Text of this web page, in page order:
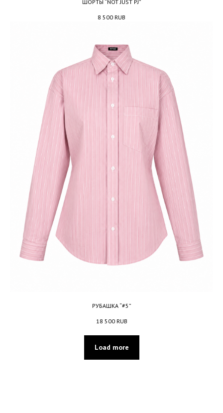
ШОРТЫ “NOT JUST PJ”
8 500 RUB
РУБАШКА “#5”
18 500 RUB
Load more